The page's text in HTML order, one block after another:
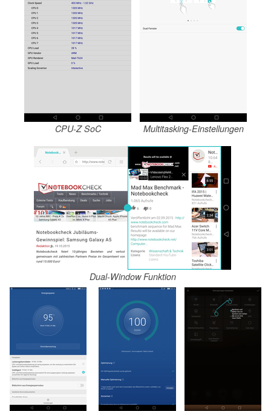
CPU-Z SoC Multitasking-Einstellungen
Dual-Window Funktion